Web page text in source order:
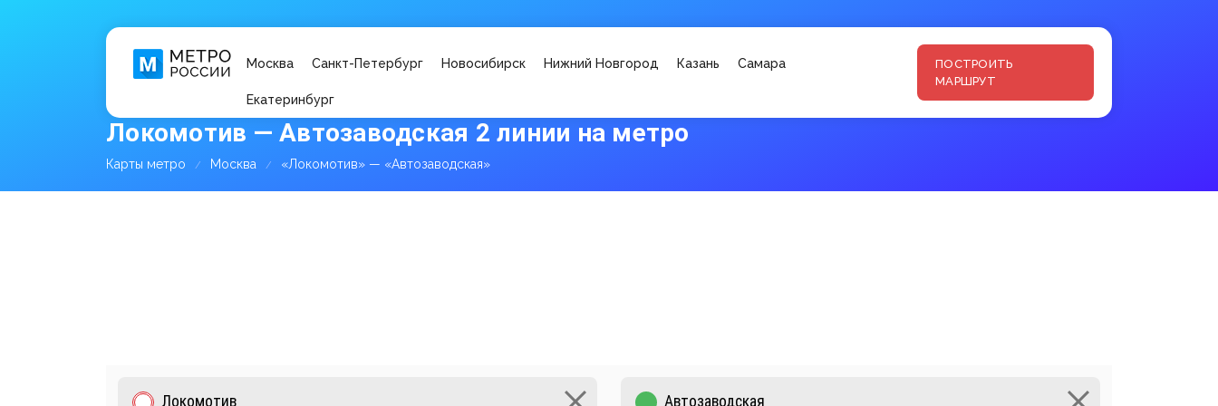
Москва Санкт-Петербург Новосибирск Нижний Новгород Казань Самара
Екатеринбург
ПОСТРОИТЬ
МАРШРУТ
Локомотив — Автозаводская 2 линии на метро
Карты метро Москва «Локомотив» — «Автозаводская»